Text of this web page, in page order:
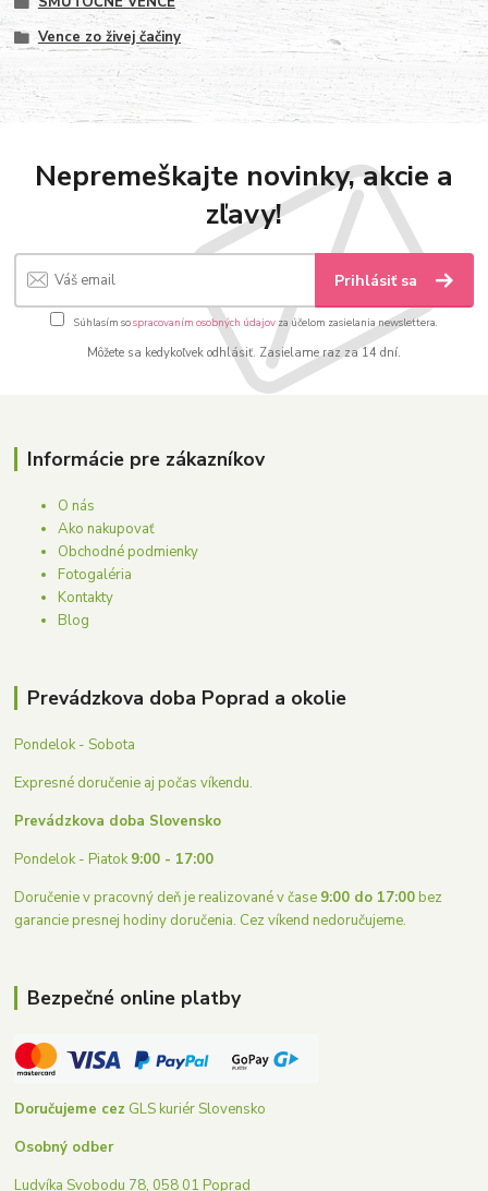
Vence zo živej čačiny
Nepremeškajte novinky, akcie a
zľavy!
Prihlásiť sa
Súhlasím sospracovaním osobných údajov za účelom zasielania newslettera.
Môžete sa kedykoľvek odhlásiť. Zasielame raz za 14 dní.
Informácie pre zákazníkov
O nás
Ako nakupovať
Obchodné podmienky
Fotogaléria
Kontakty
Blog
Prevádzkova doba Poprad a okolie
Pondelok - Sobota
Expresné doručenie aj počas víkendu.
Prevádzkova doba Slovensko
Pondelok - Piatok9:00 - 17:00
Doručenie v pracovný deň je realizované v čase 9:00 do 17:00bez
garancie presnej hodiny doručenia. Cez víkend nedoručujeme.
Bezpečné online platby
Doručujeme cez GLS kuriér Slovensko
Osobný odber
Ludvíka Svobodu 78, 058 01 Poprad